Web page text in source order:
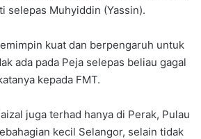
selepas Muhyiddin (Yassin).
kuat dan berpengaruh untuk
ada pada Peja selepas beliau gagal
kepada FMT.
juga terhad hanya di Perak, Pulau
kecil Selangor, selain tidak